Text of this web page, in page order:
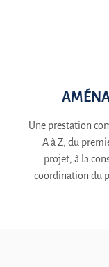
Une prestation
A à Z, du
projet, à la
coordination du